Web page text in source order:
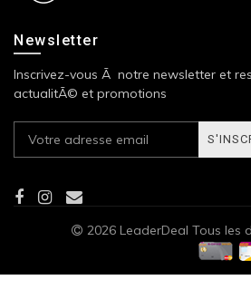
Newsletter
Inscrivez-vous Ã notre newsletter et
actualitÃ© et promotions
2026 LeaderDeal Tous les